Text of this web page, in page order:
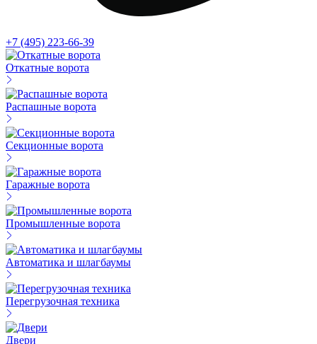
+7 (495) 223-66-39
Откатные ворота
Распашные ворота
Секционные ворота
Гаражные ворота
Промышленные ворота
Автоматика и шлагбаумы
Перегрузочная техника
Двери